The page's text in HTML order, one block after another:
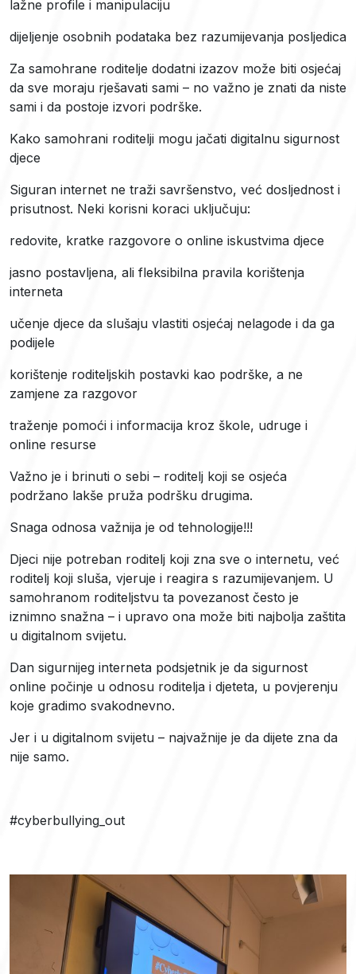
lažne profile i manipulaciju
dijeljenje osobnih podataka bez razumijevanja posljedica
Za samohrane roditelje dodatni izazov može biti osjećaj
da sve moraju rješavati sami – no važno je znati da niste
sami i da postoje izvori podrške.
Kako samohrani roditelji mogu jačati digitalnu sigurnost
djece
Siguran internet ne traži savršenstvo, već dosljednost i
prisutnost. Neki korisni koraci uključuju:
redovite, kratke razgovore o online iskustvima djece
jasno postavljena, ali fleksibilna pravila korištenja
interneta
učenje djece da slušaju vlastiti osjećaj nelagode i da ga
podijele
korištenje roditeljskih postavki kao podrške, a ne
zamjene za razgovor
traženje pomoći i informacija kroz škole, udruge i
online resurse
Važno je i brinuti o sebi – roditelj koji se osjeća
podržano lakše pruža podršku drugima.
Snaga odnosa važnija je od tehnologije!!!
Djeci nije potreban roditelj koji zna sve o internetu, već
roditelj koji sluša, vjeruje i reagira s razumijevanjem. U
samohranom roditeljstvu ta povezanost često je
iznimno snažna – i upravo ona može biti najbolja zaštita
u digitalnom svijetu.
Dan sigurnijeg interneta podsjetnik je da sigurnost
online počinje u odnosu roditelja i djeteta, u povjerenju
koje gradimo svakodnevno.
Jer i u digitalnom svijetu – najvažnije je da dijete zna da
nije samo.
#cyberbullying_out